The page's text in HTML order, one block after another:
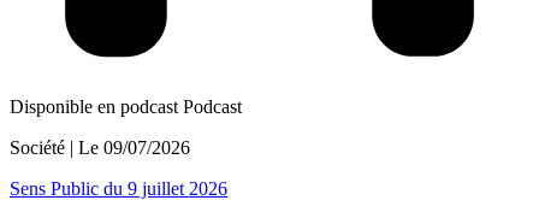
Disponible en podcast Podcast
Société | Le 09/07/2026
Sens Public du 9 juillet 2026